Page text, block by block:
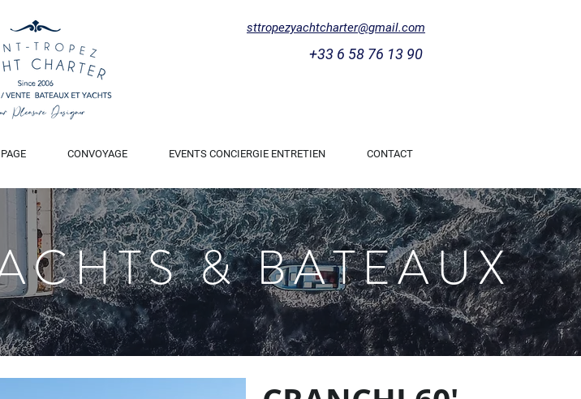
sttropezyachtcharter@gmail.com
+33 6 58 76 13 90
CONVOYAGE EVENTS CONCIERGIE ENTRETIEN CONTACT
& BATEAUX